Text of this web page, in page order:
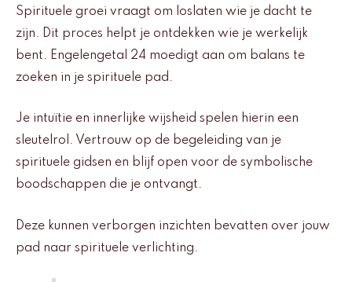
Spirituele groei vraagt om loslaten wie je dacht te
zijn. Dit proces helpt je ontdekken wie je werkelijk
bent. Engelengetal 24 moedigt aan om balans te
zoeken in je spirituele pad.
Je intuïtie en innerlijke wijsheid spelen hierin een
sleutelrol. Vertrouw op de begeleiding van je
spirituele gidsen en blijf open voor de symbolische
boodschappen die je ontvangt.
Deze kunnen verborgen inzichten bevatten over jouw
pad naar spirituele verlichting.